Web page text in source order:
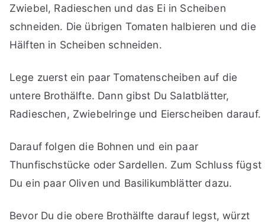
Zwiebel, Radieschen und das Ei in Scheiben
schneiden. Die übrigen Tomaten halbieren und die
Hälften in Scheiben schneiden.
Lege zuerst ein paar Tomatenscheiben auf die
untere Brothälfte. Dann gibst Du Salatblätter,
Radieschen, Zwiebelringe und Eierscheiben darauf.
Darauf folgen die Bohnen und ein paar
Thunfischstücke oder Sardellen. Zum Schluss fügst
Du ein paar Oliven und Basilikumblätter dazu.
Bevor Du die obere Brothälfte darauf legst, würzt